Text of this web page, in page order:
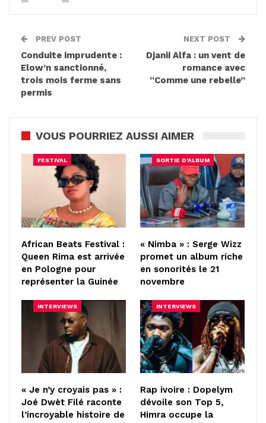
PREV POST
Conduite imprudente :
Elow’n sanctionné,
trois mois ferme sans
permis
NEXT POST
Djanii Alfa : un vent de
romance avec
“Comme une rebelle”
VOUS POURRIEZ AUSSI AIMER
FESTIVAL
African Beats Festival :
Queen Rima est arrivée
en Pologne pour
représenter la Guinée
SORTIE D'ALBUM
« Nimba » : Serge Wizz
promet un album riche
en sonorités le 21
novembre
INTERVIEWS
« Je n’y croyais pas » :
Joé Dwèt Filé raconte
l’incroyable histoire de
INTERVIEWS
Rap ivoire : Dopelym
dévoile son Top 5,
Himra occupe la